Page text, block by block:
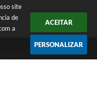
site
de
a
ACEITAR
PERSONALIZAR